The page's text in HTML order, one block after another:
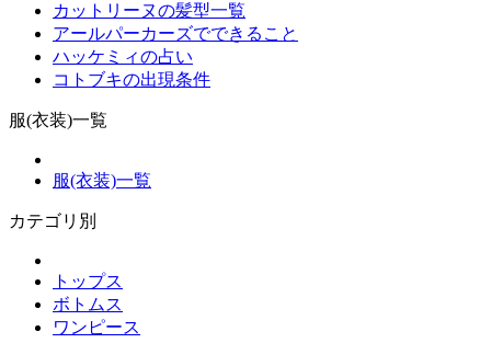
カットリーヌの髪型一覧
アールパーカーズでできること
ハッケミィの占い
コトブキの出現条件
服(衣装)一覧
服(衣装)一覧
カテゴリ別
トップス
ボトムス
ワンピース